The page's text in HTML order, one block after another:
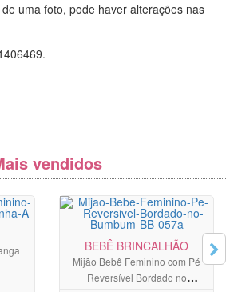
uma foto, pode haver alterações nas
vendidos
BEBÊ BRINCALHÃO
Mijão Bebê Feminino com Pé
Reversível Bordado no